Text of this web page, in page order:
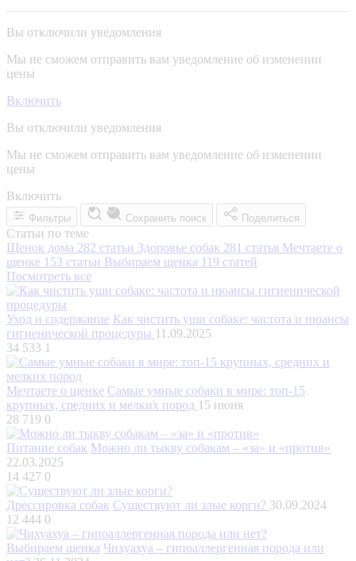
Вы отключили уведомления
Мы не сможем отправить вам уведомление об изменении
цены
Включить
Вы отключили уведомления
Мы не сможем отправить вам уведомление об изменении
цены
Включить
Фильтры Сохранить поиск Поделиться
Статьи по теме
Щенок дома 282 статьи Здоровье собак 281 статья Мечтаете о
щенке 153 статьи Выбираем щенка 119 статей
Посмотреть все
Уход и содержание Как чистить уши собаке: частота и нюансы
гигиенической процедуры 11.09.2025
34 533 1
Мечтаете о щенке Самые умные собаки в мире: топ-15
крупных, средних и мелких пород 15 июня
28 719 0
Питание собак Можно ли тыкву собакам – «за» и «против»
22.03.2025
14 427 0
Дрессировка собак Существуют ли злые корги? 30.09.2024
12 444 0
Выбираем щенка Чихуахуа – гипоаллергенная порода или